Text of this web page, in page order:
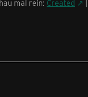
mal rein: Created |